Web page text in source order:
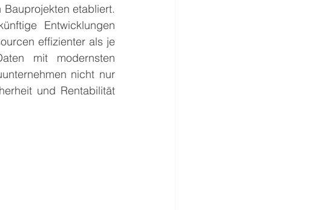
etabliert.
Entwicklungen
effizienter als je
mit modernsten
nicht nur
und Rentabilität